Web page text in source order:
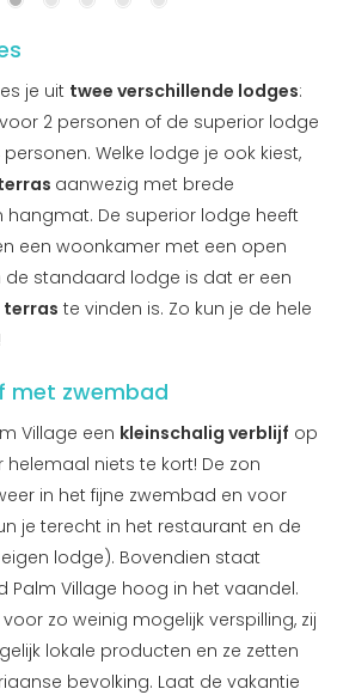
je uit twee verschillende lodges:
2 personen of de superior lodge
Welke lodge je ook kiest,
aanwezig met brede
hangmat. De superior lodge heeft
een woonkamer met een open
de standaard lodge is dat er een
terras te vinden is. Zo kun je de hele
met zwembad
Village een kleinschalig verblijf op
helemaal niets te kort! De zon
in het fijne zwembad en voor
je terecht in het restaurant en de
lodge). Bovendien staat
Palm Village hoog in het vaandel.
zo weinig mogelijk verspilling, zij
lokale producten en ze zetten
bevolking. Laat de vakantie